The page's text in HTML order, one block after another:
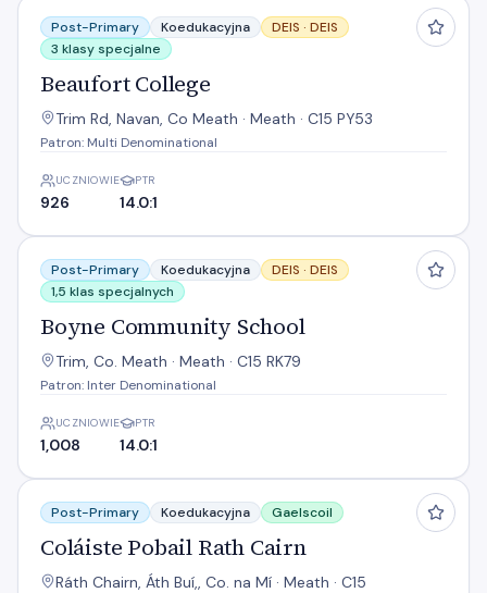
Beaufort College
Post-Primary Koedukacyjna DEIS · DEIS
3 klasy specjalne
Beaufort College
Trim Rd, Navan, Co Meath · Meath · C15 PY53
Patron: Multi Denominational
UCZNIOWIE
926
PTR
14.0:1
Boyne Community School
Post-Primary Koedukacyjna DEIS · DEIS
1,5 klas specjalnych
Boyne Community School
Trim, Co. Meath · Meath · C15 RK79
Patron: Inter Denominational
UCZNIOWIE
1,008
PTR
14.0:1
Coláiste Pobail Rath Cairn
Post-Primary Koedukacyjna Gaelscoil
Coláiste Pobail Rath Cairn
Ráth Chairn, Áth Buí,, Co. na Mí · Meath · C15